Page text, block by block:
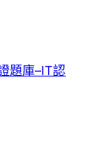
題庫–IT認